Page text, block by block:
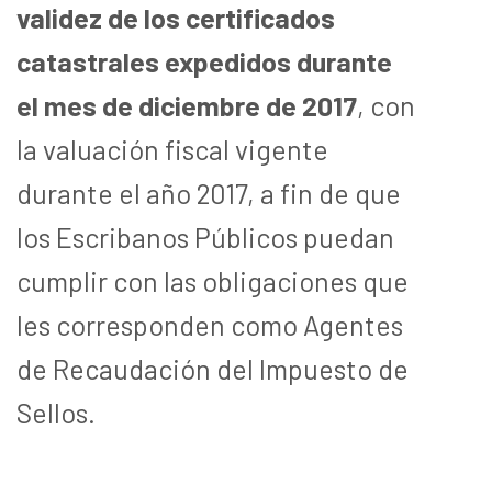
validez de los certificados
catastrales expedidos durante
el mes de diciembre de 2017, con
la valuación fiscal vigente
durante el año 2017, a fin de que
los Escribanos Públicos puedan
cumplir con las obligaciones que
les corresponden como Agentes
de Recaudación del Impuesto de
Sellos.